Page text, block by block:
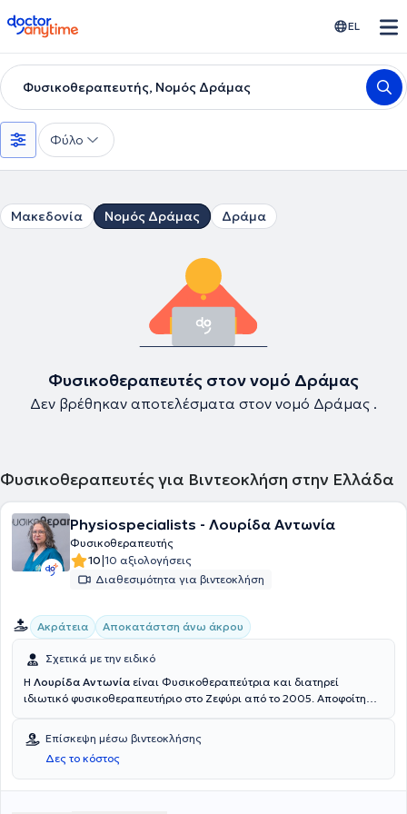
doctoranytime EL
Φυσικοθεραπευτής, Νομός Δράμας
Φύλο
Μακεδονία Νομός Δράμας Δράμα
Φυσικοθεραπευτές στον νομό Δράμας
Δεν βρέθηκαν αποτελέσματα στον νομό Δράμας .
Φυσικοθεραπευτές για Βιντεοκλήση στην Ελλάδα
Physiospecialists - Λουρίδα Αντωνία
Φυσικοθεραπευτής
10|10 αξιολογήσεις
Διαθεσιμότητα για βιντεοκλήση
Ακράτεια Αποκατάστση άνω άκρου
Σχετικά με την ειδικό
Η Λουρίδα Αντωνία είναι Φυσικοθεραπεύτρια και διατηρεί
ιδιωτικό φυσικοθεραπευτήριο στο Ζεφύρι από το 2005. Αποφοίτησε
Έχει εξειδικευθεί σε θεραπείες ακράτειας και πυελικού πόνου,
καθώς και σε αποκατάσταση άνω άκρου (hand therapy)
μέλος του Πανελλήνιου Συλλόγου Φυσικοθεραπευτών και μέλος
του ΔΣ της Ελληνικής Επιστημονικής Εταιρείας Φυσικοθεραπείας.
Επίσκεψη μέσω βιντεοκλήσης
Δες το κόστος